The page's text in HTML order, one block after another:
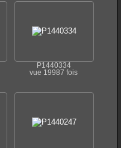
P1440334
vue 19987 fois